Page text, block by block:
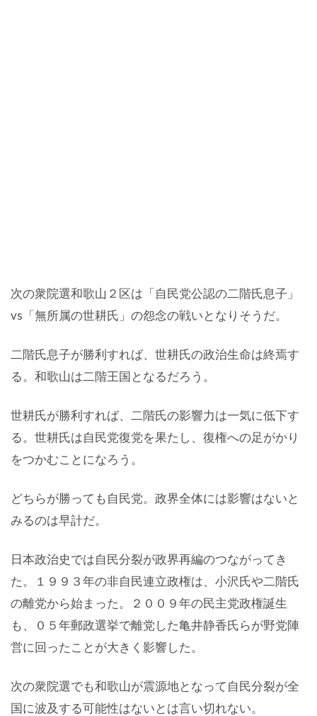
次の衆院選和歌山２区は「自民党公認の二階氏息子」
vs「無所属の世耕氏」の怨念の戦いとなりそうだ。
二階氏息子が勝利すれば、世耕氏の政治生命は終焉す
る。和歌山は二階王国となるだろう。
世耕氏が勝利すれば、二階氏の影響力は一気に低下す
る。世耕氏は自民党復党を果たし、復権への足がかり
をつかむことになろう。
どちらが勝っても自民党。政界全体には影響はないと
みるのは早計だ。
日本政治史では自民分裂が政界再編のつながってき
た。１９９３年の非自民連立政権は、小沢氏や二階氏
の離党から始まった。２００９年の民主党政権誕生
も、０５年郵政選挙で離党した亀井静香氏らが野党陣
営に回ったことが大きく影響した。
次の衆院選でも和歌山が震源地となって自民分裂が全
国に波及する可能性はないとは言い切れない。